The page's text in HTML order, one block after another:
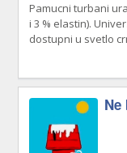
Pamucni turbani
i 3 % elastin).
dostupni u svetlo
Ne